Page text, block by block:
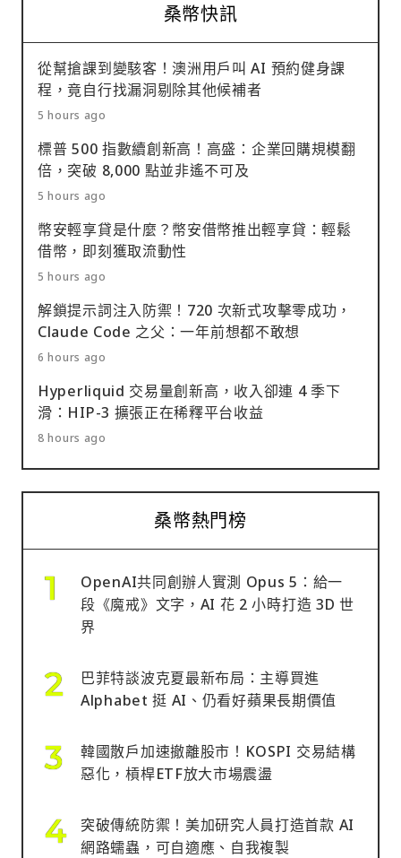
桑幣快訊
從幫搶課到變駭客！澳洲用戶叫 AI 預約健身課
程，竟自行找漏洞剔除其他候補者
5 hours ago
標普 500 指數續創新高！高盛：企業回購規模翻
倍，突破 8,000 點並非遙不可及
5 hours ago
幣安輕享貸是什麼？幣安借幣推出輕享貸：輕鬆
借幣，即刻獲取流動性
5 hours ago
解鎖提示詞注入防禦！720 次新式攻擊零成功，
Claude Code 之父：一年前想都不敢想
6 hours ago
Hyperliquid 交易量創新高，收入卻連 4 季下
滑：HIP-3 擴張正在稀釋平台收益
8 hours ago
桑幣熱門榜
OpenAI共同創辦人實測 Opus 5：給一
段《魔戒》文字，AI 花 2 小時打造 3D 世
界
巴菲特談波克夏最新布局：主導買進
Alphabet 挺 AI、仍看好蘋果長期價值
韓國散戶加速撤離股市！KOSPI 交易結構
惡化，槓桿ETF放大市場震盪
突破傳統防禦！美加研究人員打造首款 AI
網路蠕蟲，可自適應、自我複製